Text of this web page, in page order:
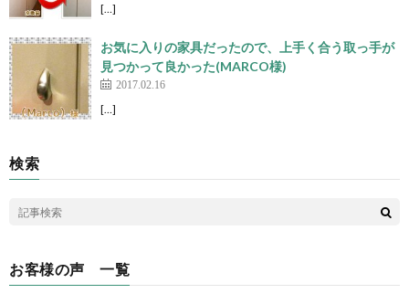
[…]
お気に入りの家具だったので、上手く合う取っ手が
見つかって良かった(MARCO様)
2017.02.16
[…]
検索
お客様の声 一覧